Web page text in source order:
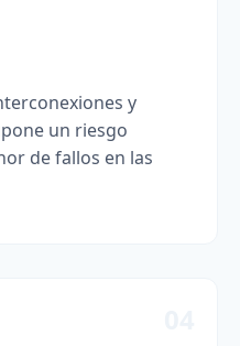
y
un riesgo
de fallos en las